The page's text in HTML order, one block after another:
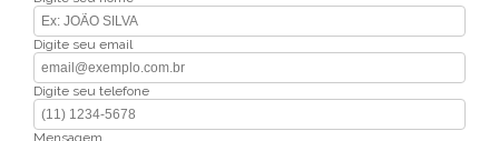
Digite seu email
Digite seu telefone
Mensagem